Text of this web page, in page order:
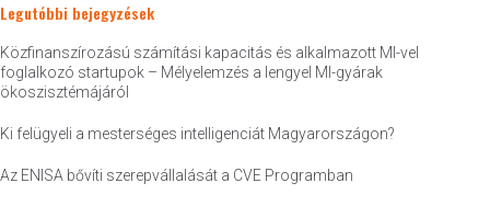
Legutóbbi bejegyzések
Közfinanszírozású számítási kapacitás és alkalmazott MI-vel
foglalkozó startupok – Mélyelemzés a lengyel MI-gyárak
ökoszisztémájáról
Ki felügyeli a mesterséges intelligenciát Magyarországon?
Az ENISA bővíti szerepvállalását a CVE Programban